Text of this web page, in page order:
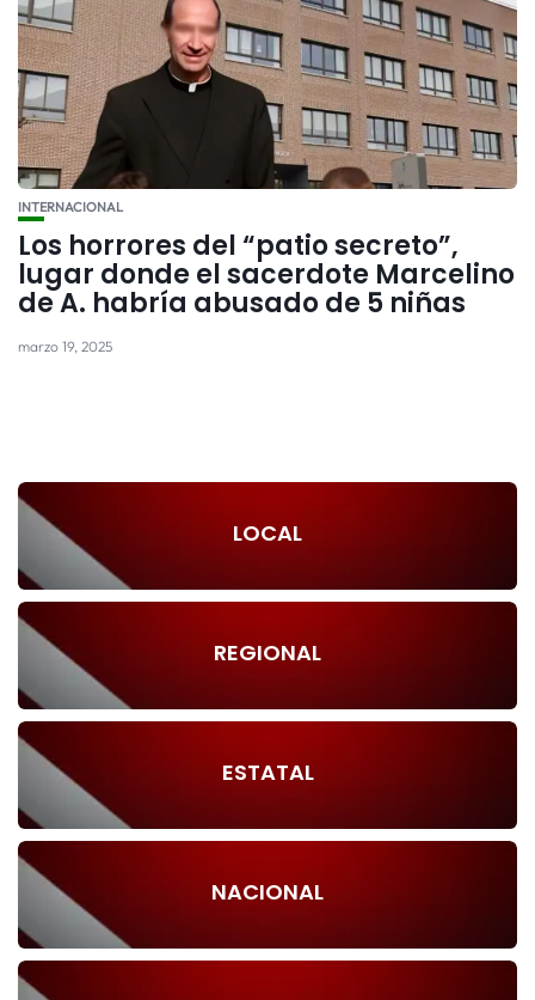
INTERNACIONAL
Los horrores del “patio secreto”,
lugar donde el sacerdote Marcelino
de A. habría abusado de 5 niñas
marzo 19, 2025
LOCAL
REGIONAL
ESTATAL
NACIONAL